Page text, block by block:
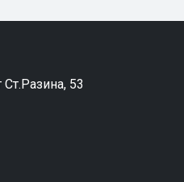
Ст.Разина, 53